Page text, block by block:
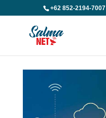
+62 852-2194-7007